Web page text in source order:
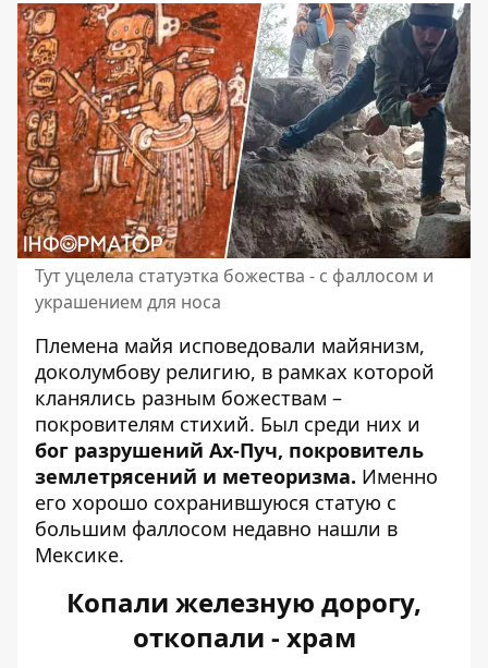
Тут уцелела статуэтка божества - с фаллосом и
украшением для носа
Племена майя исповедовали майянизм,
доколумбову религию, в рамках которой
кланялись разным божествам –
покровителям стихий. Был среди них и
бог разрушений Ах-Пуч, покровитель
землетрясений и метеоризма. Именно
его хорошо сохранившуюся статую с
большим фаллосом недавно нашли в
Мексике.
Копали железную дорогу,
откопали - храм